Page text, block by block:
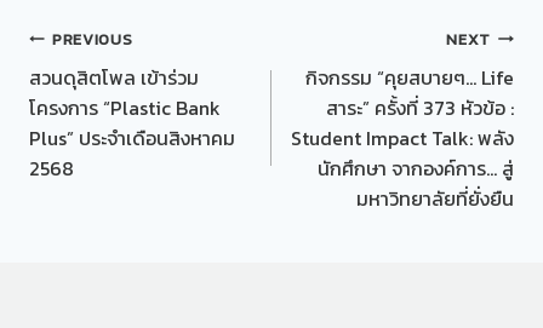
Post
navigation
PREVIOUS
สวนดุสิตโพล เข้าร่วม
โครงการ “Plastic Bank
Plus” ประจำเดือนสิงหาคม
2568
NEXT
กิจกรรม “คุยสบายๆ… Life
สาระ” ครั้งที่ 373 หัวข้อ :
Student Impact Talk: พลัง
นักศึกษา จากองค์การ… สู่
มหาวิทยาลัยที่ยั่งยืน